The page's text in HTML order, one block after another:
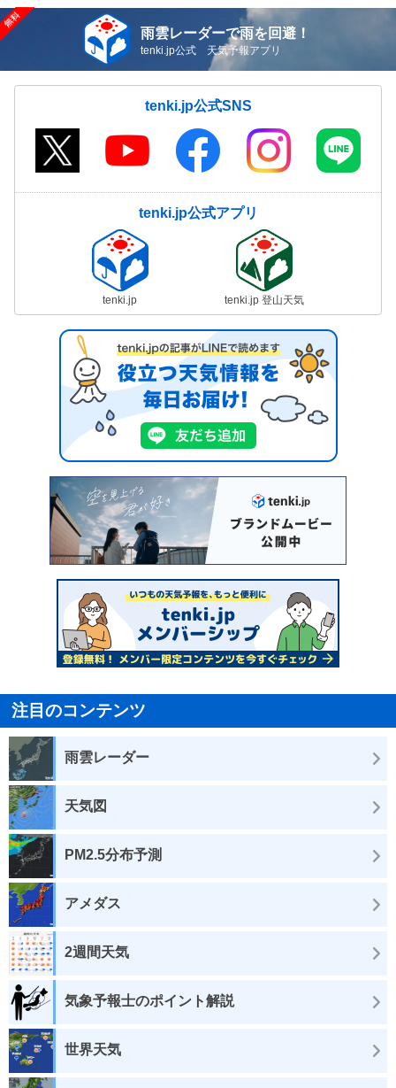
雨雲レーダーで雨を回避！
tenki.jp公式 天気予報アプリ
tenki.jp公式SNS
tenki.jp公式アプリ
tenki.jp tenki.jp 登山天気
注目のコンテンツ
雨雲レーダー
天気図
PM2.5分布予測
アメダス
2週間天気
気象予報士のポイント解説
世界天気